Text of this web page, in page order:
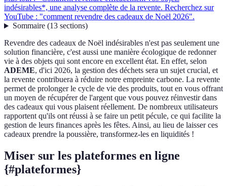
indésirables*, une analyse complète de la revente. Recherchez sur
YouTube : "comment revendre des cadeaux de Noël 2026".
Sommaire(13 sections)
Revendre des cadeaux de Noël indésirables n'est pas seulement une
solution financière, c'est aussi une manière écologique de redonner
vie à des objets qui sont encore en excellent état. En effet, selon
ADEME, d'ici 2026, la gestion des déchets sera un sujet crucial, et
la revente contribuera à réduire notre empreinte carbone. La revente
permet de prolonger le cycle de vie des produits, tout en vous offrant
un moyen de récupérer de l'argent que vous pouvez réinvestir dans
des cadeaux qui vous plaisent réellement. De nombreux utilisateurs
rapportent qu'ils ont réussi à se faire un petit pécule, ce qui facilite la
gestion de leurs finances après les fêtes. Ainsi, au lieu de laisser ces
cadeaux prendre la poussière, transformez-les en liquidités !
Miser sur les plateformes en ligne
{#plateformes}